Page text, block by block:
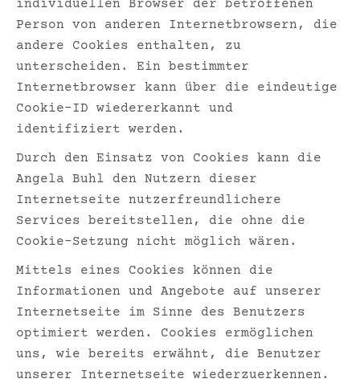
individuellen Browser der betroffenen
Person von anderen Internetbrowsern, die
andere Cookies enthalten, zu
unterscheiden. Ein bestimmter
Internetbrowser kann über die eindeutige
Cookie-ID wiedererkannt und
identifiziert werden.
Durch den Einsatz von Cookies kann die
Angela Buhl den Nutzern dieser
Internetseite nutzerfreundlichere
Services bereitstellen, die ohne die
Cookie-Setzung nicht möglich wären.
Mittels eines Cookies können die
Informationen und Angebote auf unserer
Internetseite im Sinne des Benutzers
optimiert werden. Cookies ermöglichen
uns, wie bereits erwähnt, die Benutzer
unserer Internetseite wiederzuerkennen.